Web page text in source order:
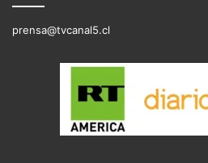
prensa@tvcanal5.cl